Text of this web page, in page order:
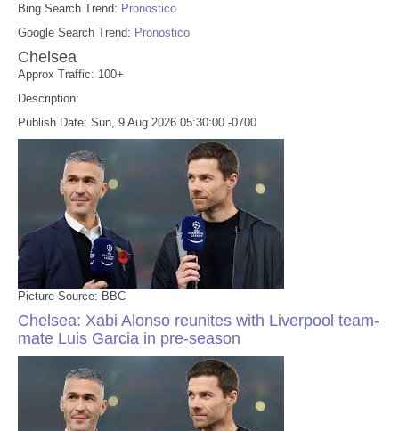
Bing Search Trend: Pronostico
Google Search Trend: Pronostico
Chelsea
Approx Traffic: 100+
Description:
Publish Date: Sun, 9 Aug 2026 05:30:00 -0700
Picture Source: BBC
Chelsea: Xabi Alonso reunites with Liverpool team-
mate Luis Garcia in pre-season